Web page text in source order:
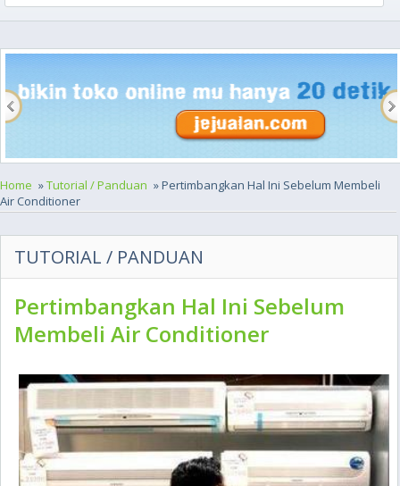
Home »Tutorial / Panduan » Pertimbangkan Hal Ini Sebelum Membeli
Air Conditioner
TUTORIAL / PANDUAN
Pertimbangkan Hal Ini Sebelum
Membeli Air Conditioner